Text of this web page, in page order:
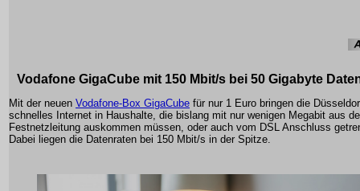
Vodafone GigaCube mit 150 Mbit/s bei 50 Gigabyte
Mit der neuen Vodafone-Box GigaCube für nur 1 Euro bringen die
schnelles Internet in Haushalte, die bislang mit nur wenigen Megabit aus
Festnetzleitung auskommen müssen, oder auch vom DSL Anschluss
Dabei liegen die Datenraten bei 150 Mbit/s in der Spitze.